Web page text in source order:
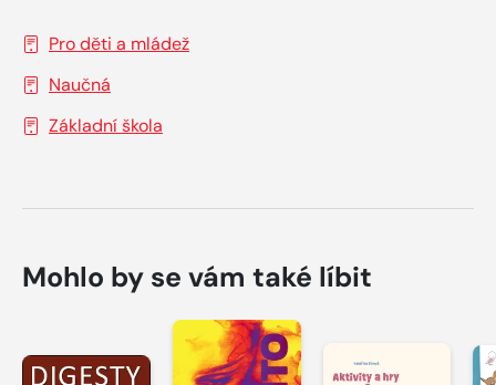
Pro děti a mládež
Naučná
Základní škola
Mohlo by se vám také líbit